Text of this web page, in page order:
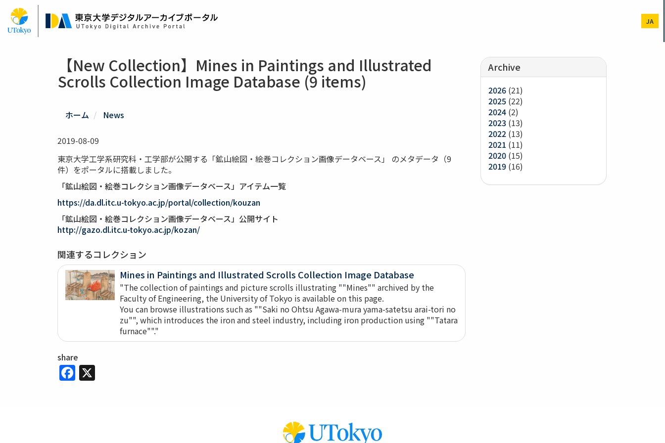
Skip
main
content
JA
【New Collection】Mines in Paintings and Illustrated
Scrolls Collection Image Database (9 items)
ホーム News
2019-08-09
東京大学工学系研究科・工学部が公開する「鉱山絵図・絵巻コレクション画像データベース」 のメタデータ（9
件）をポータルに搭載しました。
「鉱山絵図・絵巻コレクション画像データベース」アイテム一覧
https://da.dl.itc.u-tokyo.ac.jp/portal/collection/kouzan
「鉱山絵図・絵巻コレクション画像データベース」公開サイト
http://gazo.dl.itc.u-tokyo.ac.jp/kozan/
関連するコレクション
Mines in Paintings and Illustrated Scrolls Collection Image Database
"The collection of paintings and picture scrolls illustrating ""Mines"" archived by the
Faculty of Engineering, the University of Tokyo is available on this page.
You can browse illustrations such as ""Saki no Ohtsu Agawa-mura yama-satetsu arai-tori no
zu"", which introduces the iron and steel industry, including iron production using ""Tatara
furnace""."
share
Facebook
Archive
2026 (21)
2025 (22)
2024 (2)
2023 (13)
2022 (13)
2021 (11)
2020 (15)
2019 (16)